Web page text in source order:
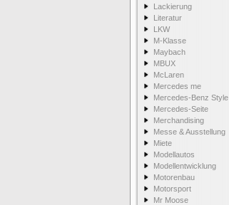
Lackierung
Literatur
LKW
M-Klasse
Maybach
MBUX
McLaren
Mercedes me
Mercedes-Benz Style
Mercedes-Seite
Merchandising
Messe & Ausstellung
Miete
Modellautos
Modellentwicklung
Motorenbau
Motorsport
Mr Moose